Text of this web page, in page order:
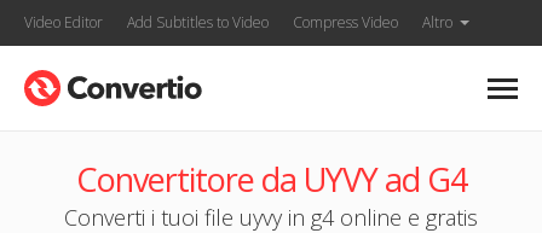
Video Editor Add Subtitles to Video Compress Video Altro
Convertitore da UYVY ad G4
Converti i tuoi file uyvy in g4 online e gratis